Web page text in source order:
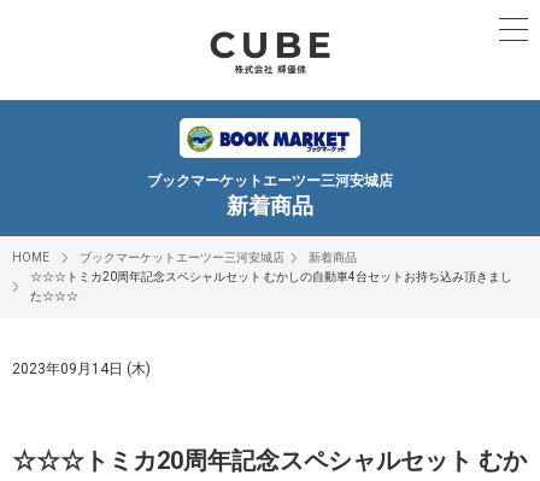
ブックマーケットエーツー三河安城店
新着商品
HOME ブックマーケットエーツー三河安城店
新着商品
☆☆☆トミカ20周年記念スペシャルセット むかしの自動車4台セットお持ち込み頂きまし
た☆☆☆
2023年09月14日 (木)
☆☆☆トミカ20周年記念スペシャルセット むか